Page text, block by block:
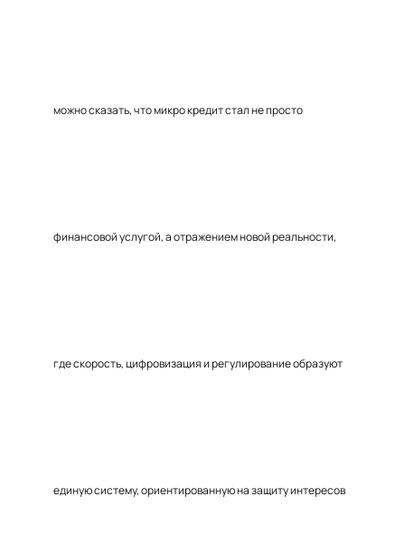
можно сказать, что микро кредит стал не просто
финансовой услугой, а отражением новой реальности,
где скорость, цифровизация и регулирование образуют
единую систему, ориентированную на защиту интересов